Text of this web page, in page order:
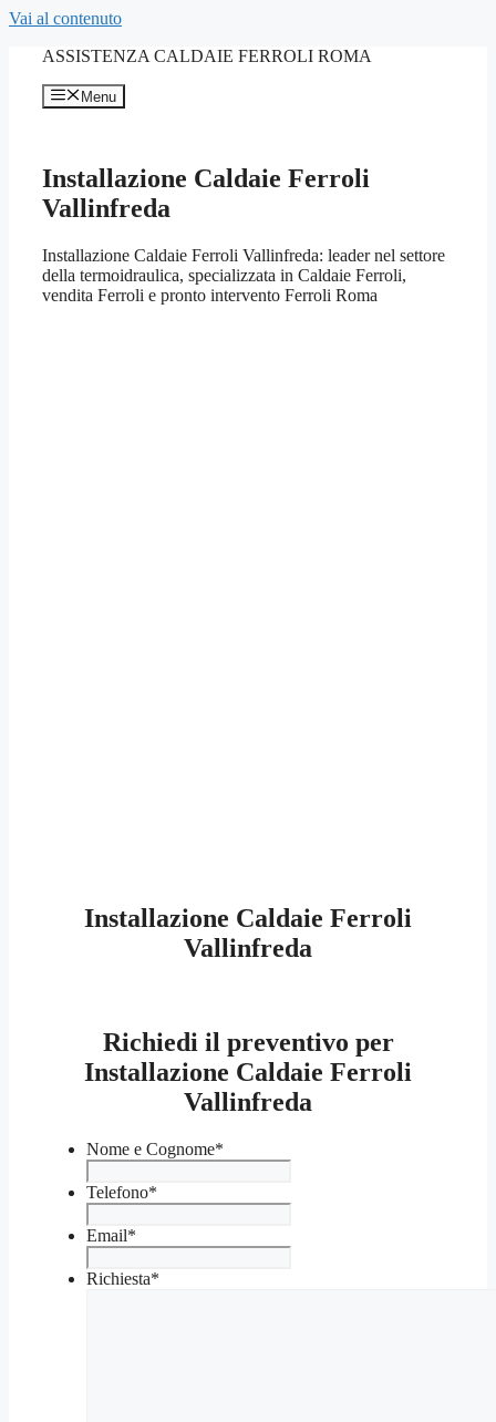
Vai al contenuto
ASSISTENZA CALDAIE FERROLI ROMA
Menu
Installazione Caldaie Ferroli
Vallinfreda
Installazione Caldaie Ferroli Vallinfreda: leader nel settore
della termoidraulica, specializzata in Caldaie Ferroli,
vendita Ferroli e pronto intervento Ferroli Roma
Installazione Caldaie Ferroli
Vallinfreda
Richiedi il preventivo per
Installazione Caldaie Ferroli
Vallinfreda
Nome e Cognome*
Telefono*
Email*
Richiesta*